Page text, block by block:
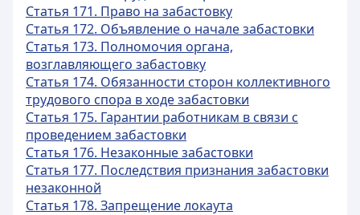
Статья 171. Право на забастовку
Статья 172. Объявление о начале забастовки
Статья 173. Полномочия органа,
возглавляющего забастовку
Статья 174. Обязанности сторон коллективного
трудового спора в ходе забастовки
Статья 175. Гарантии работникам в связи с
проведением забастовки
Статья 176. Незаконные забастовки
Статья 177. Последствия признания забастовки
незаконной
Статья 178. Запрещение локаута